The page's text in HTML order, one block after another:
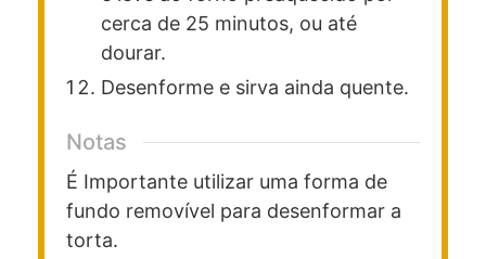
cerca de 25 minutos, ou até
dourar.
Desenforme e sirva ainda quente.
Notas
É Importante utilizar uma forma de
fundo removível para desenformar a
torta.